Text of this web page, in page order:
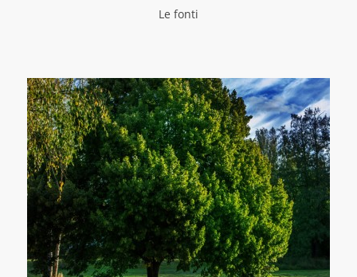
Le fonti